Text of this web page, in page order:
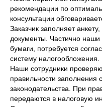
рекомендации по
консультации
Заказчик заполняет
документы. Частично наши
бумаги, потребуется
систему налогообложения.
Наши сотрудники
правильности заполнения
законодательства. При
передаются в налоговую